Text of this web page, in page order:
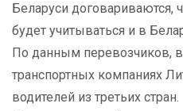
Беларуси
будет учитываться и в
По данным перевозчиков,
транспортных компаниях
водителей из третьих стран.